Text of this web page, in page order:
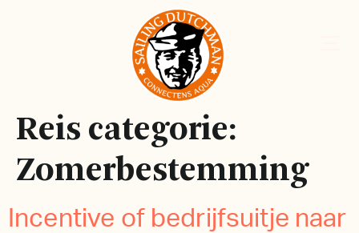
Reis categorie:
Zomerbestemming
Incentive of bedrijfsuitje naar